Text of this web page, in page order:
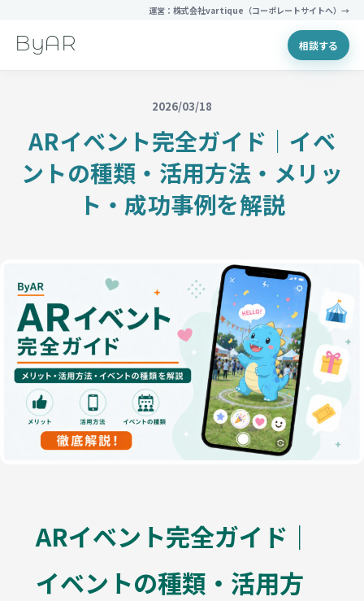
運営：株式会社vartique（コーポレートサイトへ）→
ByAR 相談する
2026/03/18
ARイベント完全ガイド｜イベ
ントの種類・活用方法・メリッ
ト・成功事例を解説
ARイベント完全ガイド｜
イベントの種類・活用方